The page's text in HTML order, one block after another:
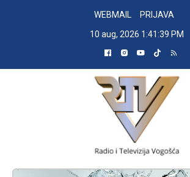
WEBMAIL
PRIJAVA
10 aug, 2026 1:41:40 PM